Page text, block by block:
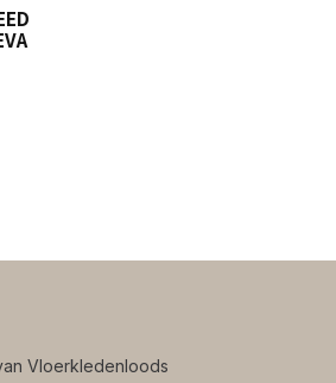
Vloerkledenloods